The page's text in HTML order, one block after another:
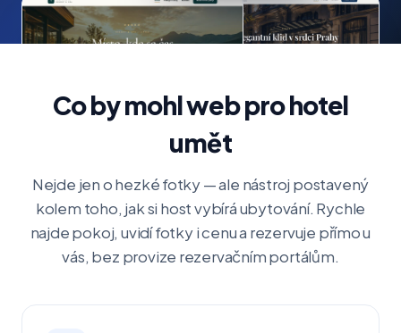
Co by mohl web pro hotel
umět
Nejde jen o hezké fotky — ale nástroj postavený
kolem toho, jak si host vybírá ubytování. Rychle
najde pokoj, uvidí fotky i cenu a rezervuje přímo u
vás, bez provize rezervačním portálům.